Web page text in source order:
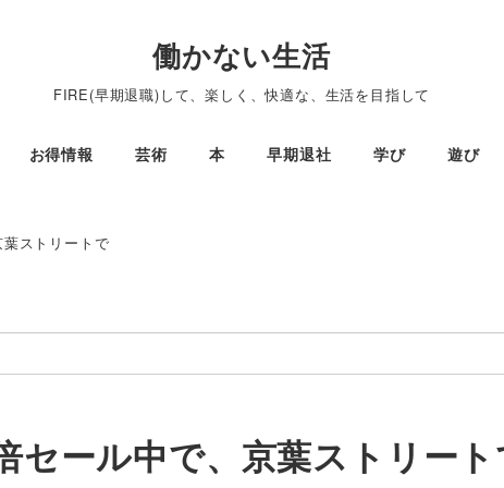
働かない生活
FIRE(早期退職)して、楽しく、快適な、生活を目指して
お得情報 芸術 本 早期退社 学び 遊び
ストリートで
セール中で、京葉ストリー